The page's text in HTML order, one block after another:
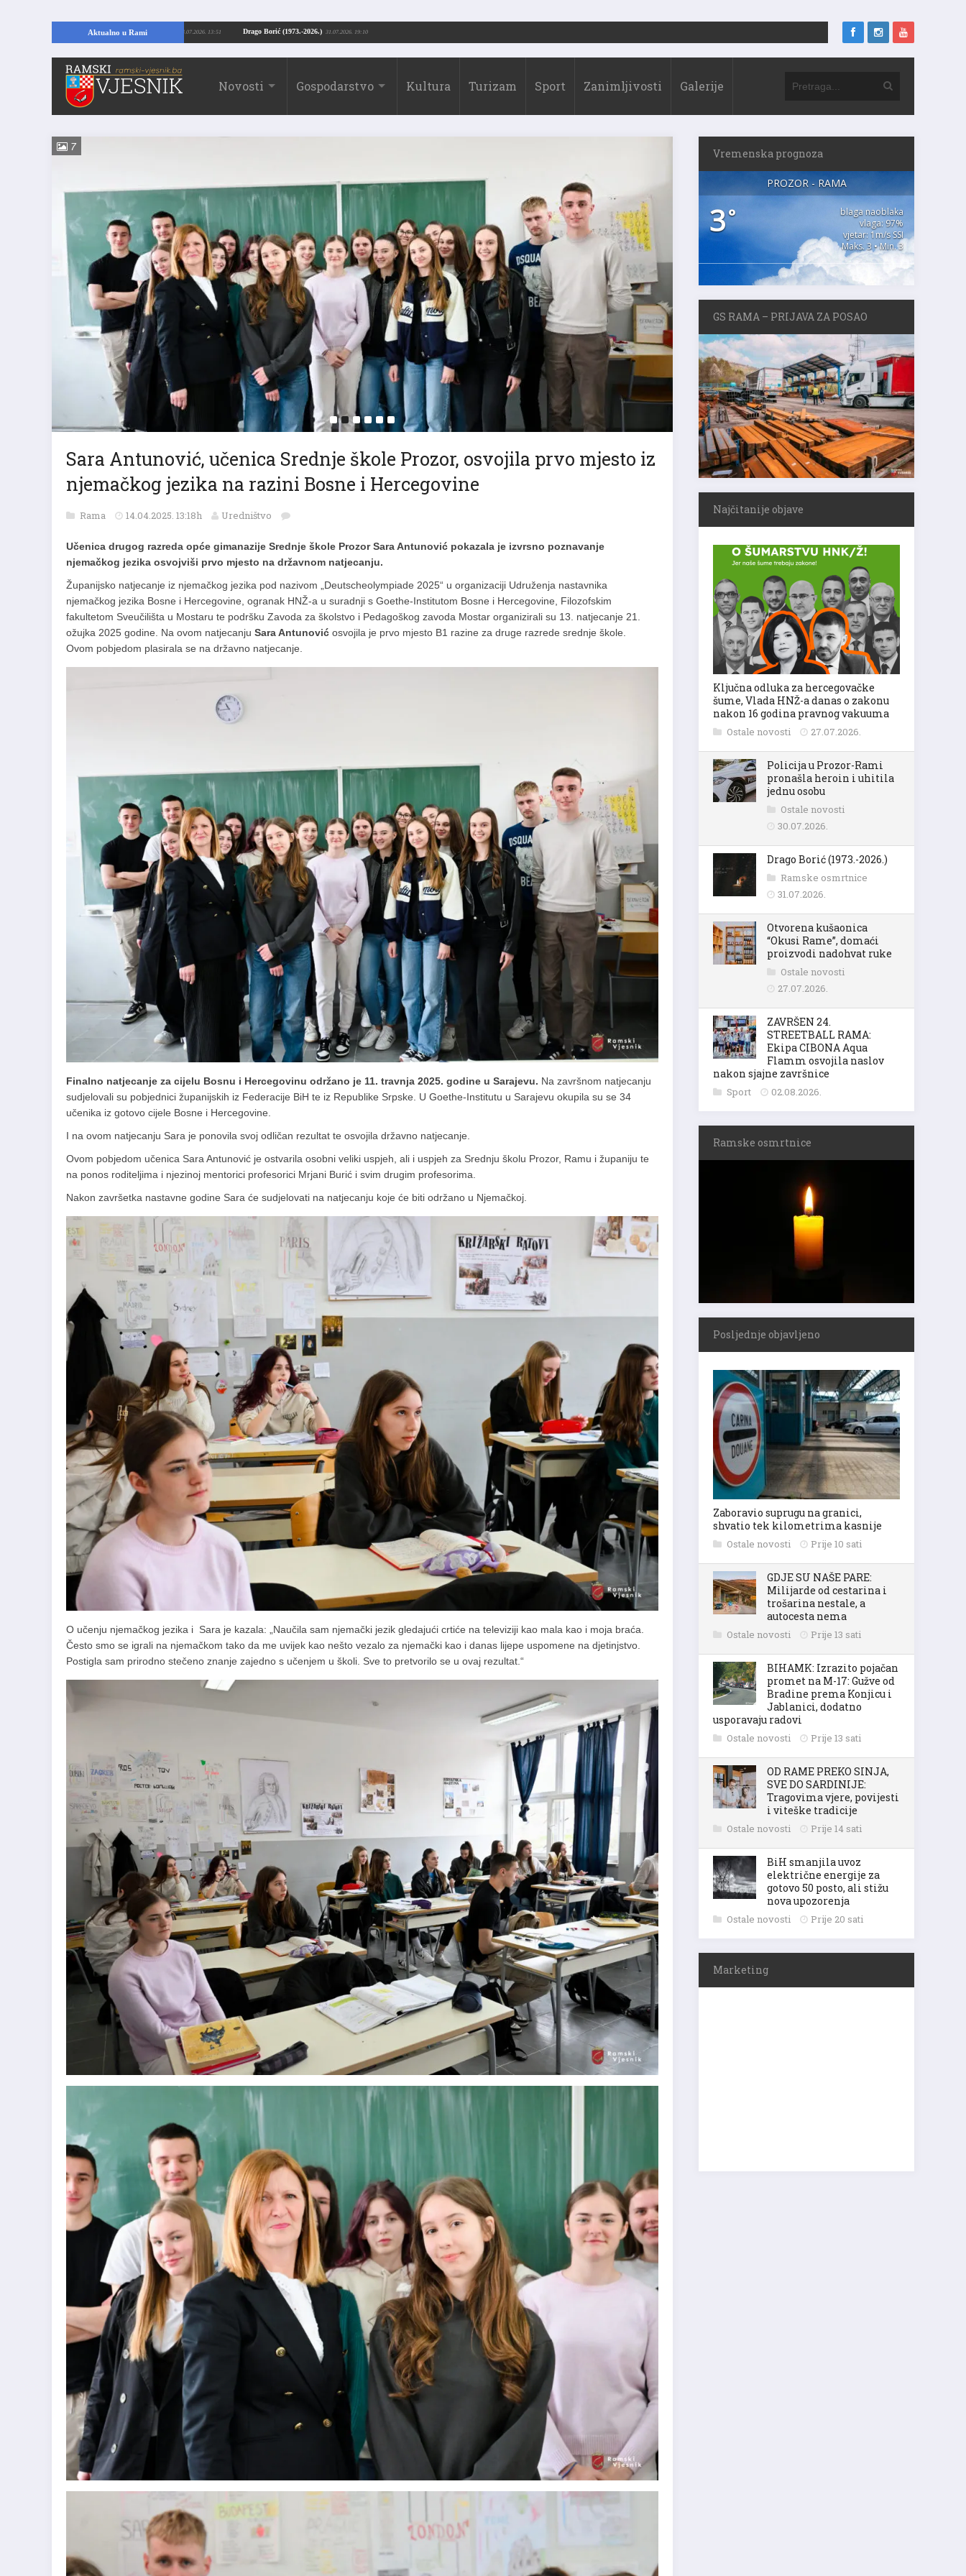
Aktualno u Rami Drago Borić (1973.-2026.)
U RAMI: Kopajući temelje kuće, pronašao vrijedne arheološke ostatke 24.07.2026. 13:51
Novosti Gospodarstvo Kultura Turizam Sport Zanimljivosti Galerije
7
Sara Antunović, učenica Srednje škole Prozor, osvojila prvo mjesto iz
njemačkog jezika na razini Bosne i Hercegovine
Rama 14.04.2025. 13:18h Uredništvo
Učenica drugog razreda opće gimanazije Srednje škole Prozor Sara Antunović pokazala je izvrsno poznavanje
njemačkog jezika osvojviši prvo mjesto na državnom natjecanju.
Županijsko natjecanje iz njemačkog jezika pod nazivom „Deutscheolympiade 2025“ u organizaciji Udruženja nastavnika
njemačkog jezika Bosne i Hercegovine, ogranak HNŽ-a u suradnji s Goethe-Institutom Bosne i Hercegovine, Filozofskim
fakultetom Sveučilišta u Mostaru te podršku Zavoda za školstvo i Pedagoškog zavoda Mostar organizirali su 13. natjecanje 21.
ožujka 2025 godine. Na ovom natjecanju Sara Antunović osvojila je prvo mjesto B1 razine za druge razrede srednje škole.
Ovom pobjedom plasirala se na državno natjecanje.
Finalno natjecanje za cijelu Bosnu i Hercegovinu održano je 11. travnja 2025. godine u Sarajevu. Na završnom natjecanju
sudjelovali su pobjednici županijskih iz Federacije BiH te iz Republike Srpske. U Goethe-Institutu u Sarajevu okupila su se 34
učenika iz gotovo cijele Bosne i Hercegovine.
I na ovom natjecanju Sara je ponovila svoj odličan rezultat te osvojila državno natjecanje.
Ovom pobjedom učenica Sara Antunović je ostvarila osobni veliki uspjeh, ali i uspjeh za Srednju školu Prozor, Ramu i županiju te
na ponos roditeljima i njezinoj mentorici profesorici Mrjani Burić i svim drugim profesorima.
Nakon završetka nastavne godine Sara će sudjelovati na natjecanju koje će biti održano u Njemačkoj.
O učenju njemačkog jezika i Sara je kazala: „Naučila sam njemački jezik gledajući crtiće na televiziji kao mala kao i moja braća.
Često smo se igrali na njemačkom tako da me uvijek kao nešto vezalo za njemački kao i danas lijepe uspomene na djetinjstvo.
Postigla sam prirodno stečeno znanje zajedno s učenjem u školi. Sve to pretvorilo se u ovaj rezultat.“
Vremenska prognoza
PROZOR - RAMA
3°
blaga naoblaka
vlaga: 97%
vjetar: 1m/s SSI
Maks. 3 • Min. 3
GS RAMA – PRIJAVA ZA POSAO
Najčitanije objave
Ključna odluka za hercegovačke
šume, Vlada HNŽ-a danas o zakonu
nakon 16 godina pravnog vakuuma
Ostale novosti 27.07.2026.
Policija u Prozor-Rami
pronašla heroin i uhitila
jednu osobu
Ostale novosti
30.07.2026.
Drago Borić (1973.-2026.)
Ramske osmrtnice
31.07.2026.
Otvorena kušaonica
“Okusi Rame”, domaći
proizvodi nadohvat ruke
Ostale novosti
27.07.2026.
ZAVRŠEN 24.
STREETBALL RAMA:
Ekipa CIBONA Aqua
Flamm osvojila naslov
nakon sjajne završnice
Sport 02.08.2026.
Ramske osmrtnice
Posljednje objavljeno
Zaboravio suprugu na granici,
shvatio tek kilometrima kasnije
Ostale novosti Prije 10 sati
GDJE SU NAŠE PARE:
Milijarde od cestarina i
trošarina nestale, a
autocesta nema
Ostale novosti Prije 13 sati
BIHAMK: Izrazito pojačan
promet na M-17: Gužve od
Bradine prema Konjicu i
Jablanici, dodatno
usporavaju radovi
Ostale novosti Prije 13 sati
OD RAME PREKO SINJA,
SVE DO SARDINIJE:
Tragovima vjere, povijesti
i viteške tradicije
Ostale novosti Prije 14 sati
BiH smanjila uvoz
električne energije za
gotovo 50 posto, ali stižu
nova upozorenja
Ostale novosti Prije 20 sati
Marketing